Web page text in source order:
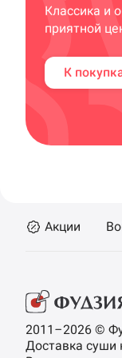
Классика и
приятной
К
Акции
2011–2026 ©
Доставка суши